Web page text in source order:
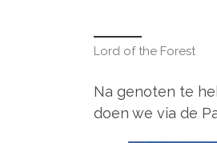
Lord of the Forest
Na genoten te
doen we via de